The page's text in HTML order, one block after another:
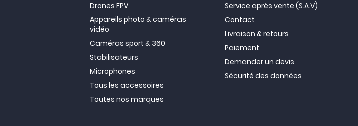
Drones FPV
Appareils photo & caméras
vidéo
Caméras sport & 360
Stabilisateurs
Microphones
Tous les accessoires
Toutes nos marques
Service après vente (S.A.V)
Contact
Livraison & retours
Paiement
Demander un devis
Sécurité des données